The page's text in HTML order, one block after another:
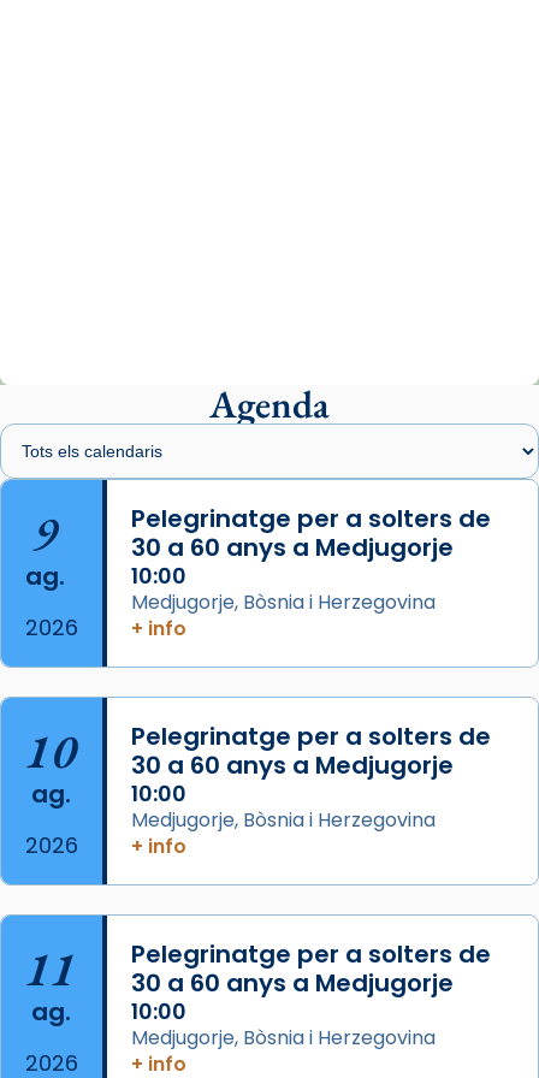
presidit aquest 27 de juliol la missa de Les
Santes de Mataró.
🔗
📸 J. Merino
Photo
View on Facebook ·
de Barcelona.
Aquest dilluns, 27 de juliol, ha tingut lloc la
missa d’acció de gràcies en agraïment al
comitè organitzador de la visita apostòlica
del Sant Pare Lleó XIV a Barcelona, i als
col·laboradors, a la Catedral de Barcelona.
L’arquebisbe de Barcelona, el cardenal Joan
Josep Omella, ha presidit la missa i l’ha
concelebrat el bisbe auxiliar de Barcelona,
Mons. David Abadías.
📸 Dr. G. Simón
Photo
Agenda
9
ag.
2026
Pelegrinatge per a solters de
30 a 60 anys a Medjugorje
10:00
Medjugorje, Bòsnia i Herzegovina
+ info
10
ag.
2026
Pelegrinatge per a solters de
30 a 60 anys a Medjugorje
10:00
Medjugorje, Bòsnia i Herzegovina
+ info
11
ag.
2026
Pelegrinatge per a solters de
30 a 60 anys a Medjugorje
10:00
Medjugorje, Bòsnia i Herzegovina
+ info